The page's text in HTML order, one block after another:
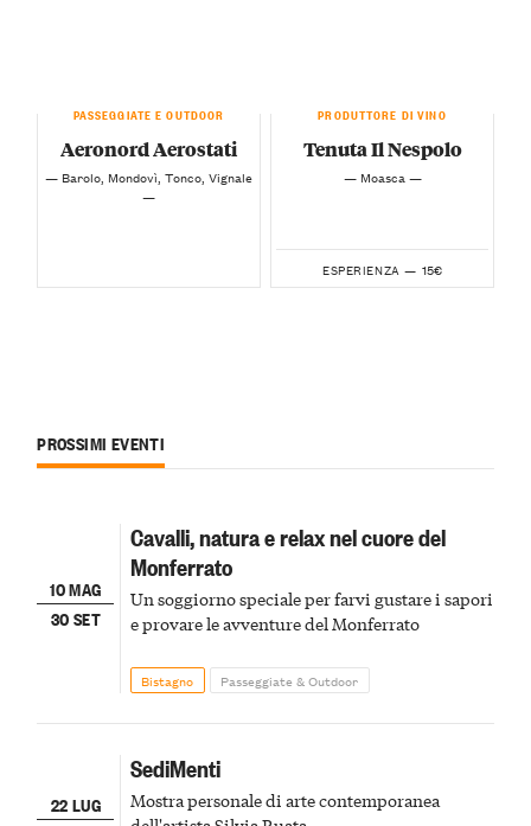
PASSEGGIATE E OUTDOOR
Aeronord Aerostati
— Barolo, Mondovì, Tonco, Vignale
—
PRODUTTORE DI VINO
Tenuta Il Nespolo
— Moasca —
ESPERIENZA — 15€
PROSSIMI EVENTI
10 MAG
30 SET
Cavalli, natura e relax nel cuore del
Monferrato
Un soggiorno speciale per farvi gustare i sapori
e provare le avventure del Monferrato
Bistagno Passeggiate & Outdoor
22 LUG
SediMenti
Mostra personale di arte contemporanea